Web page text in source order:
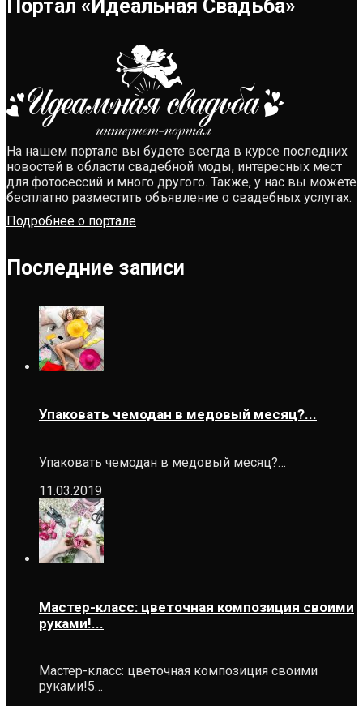
Портал «Идеальная Свадьба»
На нашем портале вы будете всегда в курсе последних
новостей в области свадебной моды, интересных мест
для фотосессий и много другого. Также, у нас вы можете
бесплатно разместить объявление о свадебных услугах.
Подробнее о портале
Последние записи
Упаковать чемодан в медовый месяц?...
Упаковать чемодан в медовый месяц?…
11.03.2019
Мастер-класс: цветочная композиция своими
руками!...
Мастер-класс: цветочная композиция своими
руками!5…